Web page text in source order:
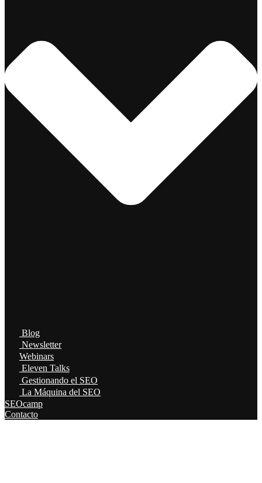
Blog
Newsletter
Webinars
Eleven Talks
Gestionando el SEO
La Máquina del SEO
SEOcamp
Contacto